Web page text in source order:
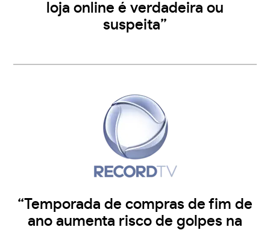
loja online é verdadeira ou
suspeita”
“Temporada de compras de fim de
ano aumenta risco de golpes na